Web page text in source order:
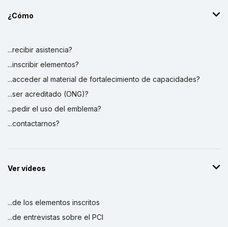
¿Cómo
...recibir asistencia?
...inscribir elementos?
...acceder al material de fortalecimiento de capacidades?
...ser acreditado (ONG)?
...pedir el uso del emblema?
...contactarnos?
Ver vídeos
...de los elementos inscritos
...de entrevistas sobre el PCI